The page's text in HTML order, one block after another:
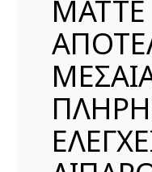
MATTE